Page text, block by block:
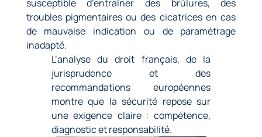
susceptible d’entraîner des brûlures, des
troubles pigmentaires ou des cicatrices en cas
de mauvaise indication ou de paramétrage
inadapté.
L’analyse du droit français, de la
jurisprudence et des
recommandations européennes
montre que la sécurité repose sur
une exigence claire : compétence,
diagnostic et responsabilité.